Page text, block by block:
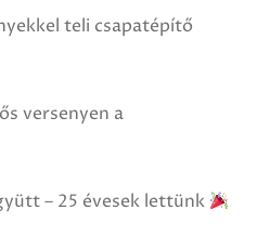
teli csapatépítő
versenyen a
– 25 évesek lettünk